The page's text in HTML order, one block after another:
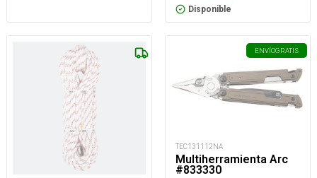
Disponible
ENVÍOGRATIS
TEC131112NA
Multiherramienta Arc
#833330